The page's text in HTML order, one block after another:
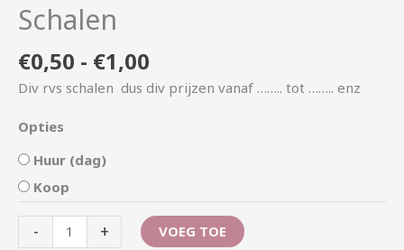
Schalen
€0,50 - €1,00
Div rvs schalen dus div prijzen vanaf …….. tot …….. enz
Opties
Huur (dag)
Koop
- + VOEG TOE